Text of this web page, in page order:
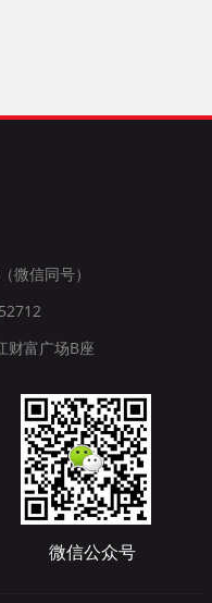
微信同号）
财富广场B座
微信公众号